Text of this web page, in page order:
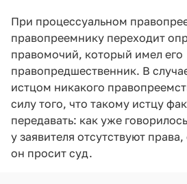
При процессуальном
правопреемнику переходит
правомочий, который имел его
правопредшественник. В
истцом никакого
силу того, что такому истцу
передавать: как уже
у заявителя отсутствуют
он просит суд.